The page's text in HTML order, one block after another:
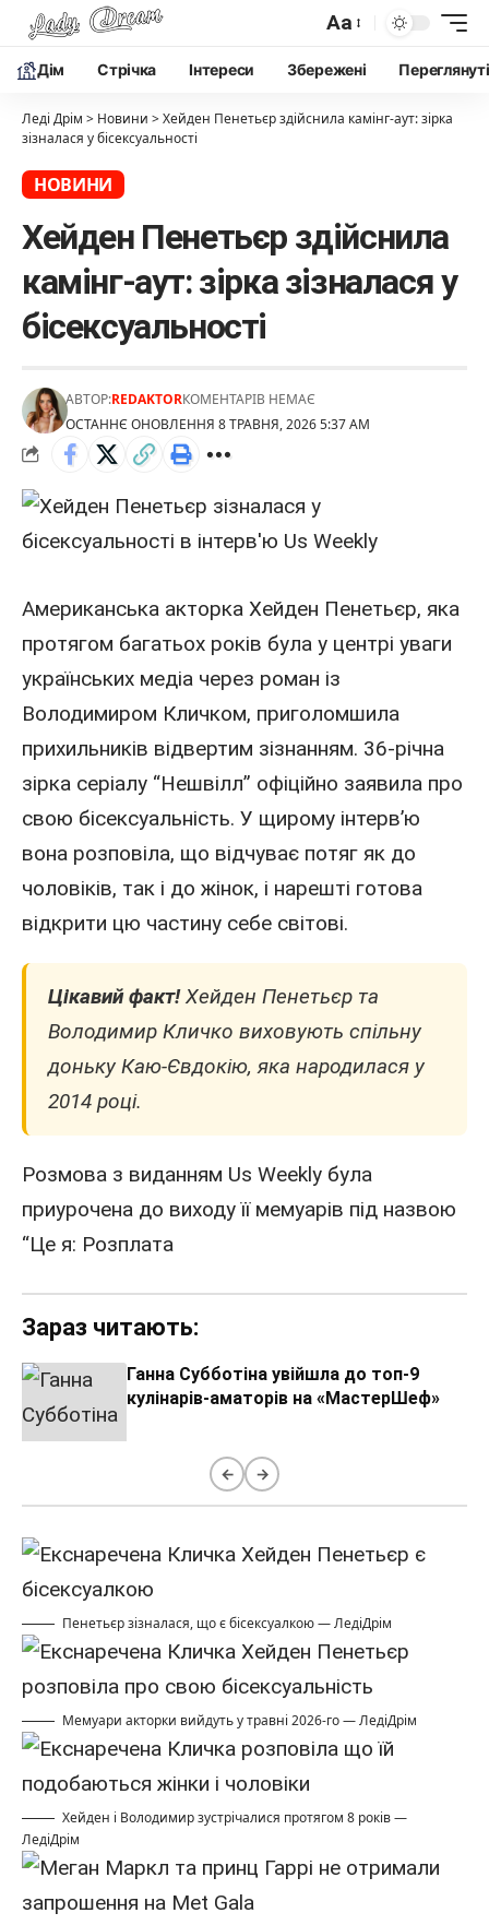
Aa
Дім Cтрічка Інтереси Збережені Переглянуті
Леді Дрім > Новини >Хейден Пенетьєр здійснила камінг-аут: зірка
зізналася у бісексуальності
НОВИНИ
Хейден Пенетьєр здійснила
камінг-аут: зірка зізналася у
бісексуальності
ОСТАННЄ ОНОВЛЕННЯ 8 ТРАВНЯ, 2026 5:37 AM
АВТОР:REDAKTORКОМЕНТАРІВ НЕМАЄ
Американська акторка Хейден Пенетьєр, яка
протягом багатьох років була у центрі уваги
українських медіа через роман із
Володимиром Кличком, приголомшила
прихильників відвертим зізнанням. 36-річна
зірка серіалу “Нешвілл” офіційно заявила про
свою бісексуальність. У щирому інтерв’ю
вона розповіла, що відчуває потяг як до
чоловіків, так і до жінок, і нарешті готова
відкрити цю частину себе світові.
Цікавий факт!Хейден Пенетьєр та
Володимир Кличко виховують спільну
доньку Каю-Євдокію, яка народилася у
2014 році.
Розмова з виданням Us Weekly була
приурочена до виходу її мемуарів під назвою
“Це я: Розплата
Зараз читають:
Ганна Субботіна увійшла до топ-9
кулінарів-аматорів на «МастерШеф»
← →
Пенетьєр зізналася, що є бісексуалкою — ЛедіДрім
Мемуари акторки вийдуть у травні 2026-го — ЛедіДрім
Хейден і Володимир зустрічалися протягом 8 років —
ЛедіДрім